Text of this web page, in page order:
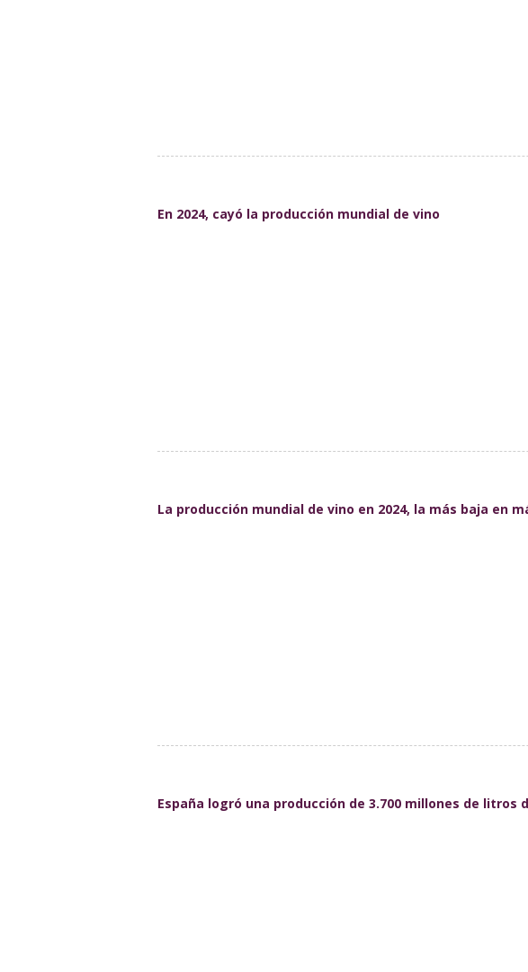
En 2024, cayó la producción mundial de vino
La producción mundial de vino en 2024, la más baja en
España logró una producción de 3.700 millones de litros